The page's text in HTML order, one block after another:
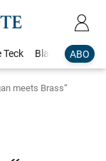
ABO
Teck Blaulicht
meets Brass“